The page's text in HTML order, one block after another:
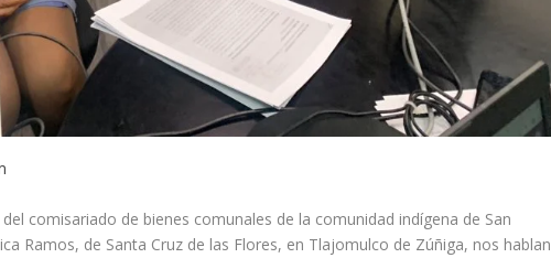
comisariado de bienes comunales de la comunidad indígena de San
Ramos, de Santa Cruz de las Flores, en Tlajomulco de Zúñiga, nos hablan